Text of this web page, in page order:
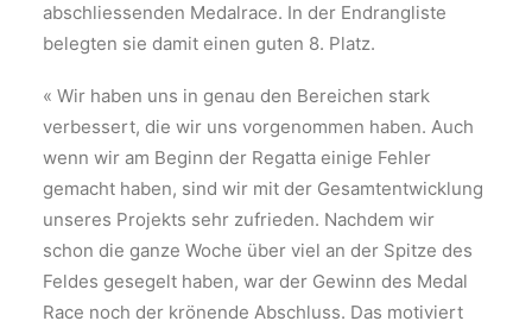
abschliessenden Medalrace. In der Endrangliste
belegten sie damit einen guten 8. Platz.
« Wir haben uns in genau den Bereichen stark
verbessert, die wir uns vorgenommen haben. Auch
wenn wir am Beginn der Regatta einige Fehler
gemacht haben, sind wir mit der Gesamtentwicklung
unseres Projekts sehr zufrieden. Nachdem wir
schon die ganze Woche über viel an der Spitze des
Feldes gesegelt haben, war der Gewinn des Medal
Race noch der krönende Abschluss. Das motiviert